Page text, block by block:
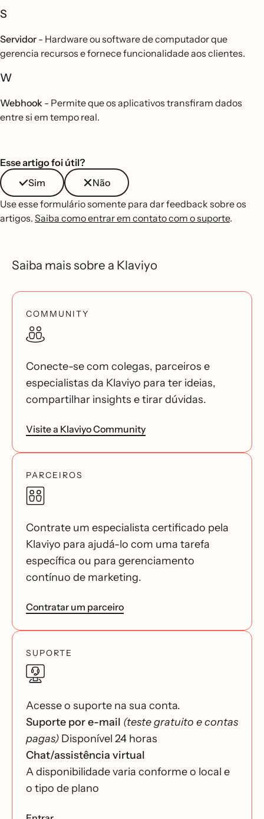
S
Servidor - Hardware ou software de computador que
gerencia recursos e fornece funcionalidade aos clientes.
W
Webhook - Permite que os aplicativos transfiram dados
entre si em tempo real.
Esse artigo foi útil?
Sim
Não
Use esse formulário somente para dar feedback sobre os
artigos. Saiba como entrar em contato com o suporte.
Saiba mais sobre a Klaviyo
COMMUNITY
Conecte-se com colegas, parceiros e
especialistas da Klaviyo para ter ideias,
compartilhar insights e tirar dúvidas.
Visite a Klaviyo Community
PARCEIROS
Contrate um especialista certificado pela
Klaviyo para ajudá-lo com uma tarefa
específica ou para gerenciamento
contínuo de marketing.
Contratar um parceiro
SUPORTE
Acesse o suporte na sua conta.
Suporte por e-mail (teste gratuito e contas
pagas) Disponível 24 horas
Chat/assistência virtual
A disponibilidade varia conforme o local e
o tipo de plano